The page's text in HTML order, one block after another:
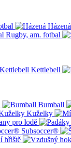
Házená
Rugby, am. fotbal
Kettlebell
Bumball
Kuželky
pro lodě
Subsoccer®
hřiště